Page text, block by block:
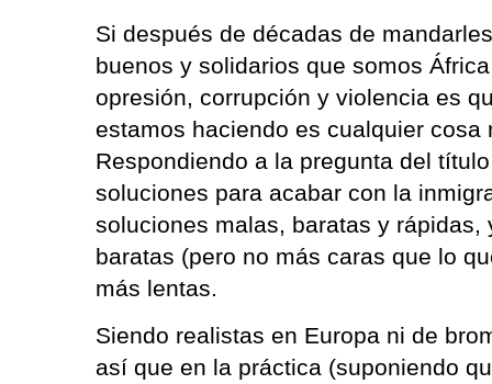
Si después de décadas de
buenos y solidarios que somos
opresión, corrupción y violencia es
estamos haciendo es cualquier cosa
Respondiendo a la pregunta del
soluciones para acabar con la
soluciones malas, baratas y rápidas,
baratas (pero no más caras que lo
más lentas.
Siendo realistas en Europa ni de
así que en la práctica (suponiendo